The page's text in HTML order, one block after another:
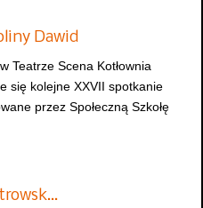
Dawid
Teatrze Scena Kotłownia
się kolejne XXVII spotkanie
przez Społeczną Szkołę